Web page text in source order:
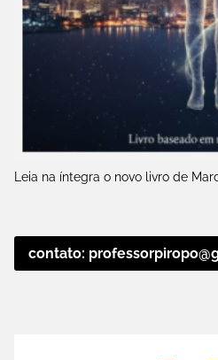
Leia na íntegra o novo livro de
contato: